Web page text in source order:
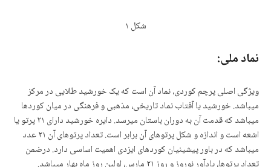
شکل ۱
نماد ملی:
ویژگی اصلی پرچم کوردی، نماد آن است که یک خورشید طلایی در مرکز
میباشد. خورشید یاآفتاب نماد تاریخی، مذهبی و فرهنگی در میان کوردها
میباشد که قدمت آن به دوران باستان میرسد.دایره خ
ورشید دارای ۲۱ پرتو یا
اشعه است و اندازه و شکل پرتوهای آن برابر است.
تعداد پرتوهای آن ٢١ عدد
میباشد که در باور پیشینیان کوردهای ایزدی اهمیت اساسی دارد. درضمن